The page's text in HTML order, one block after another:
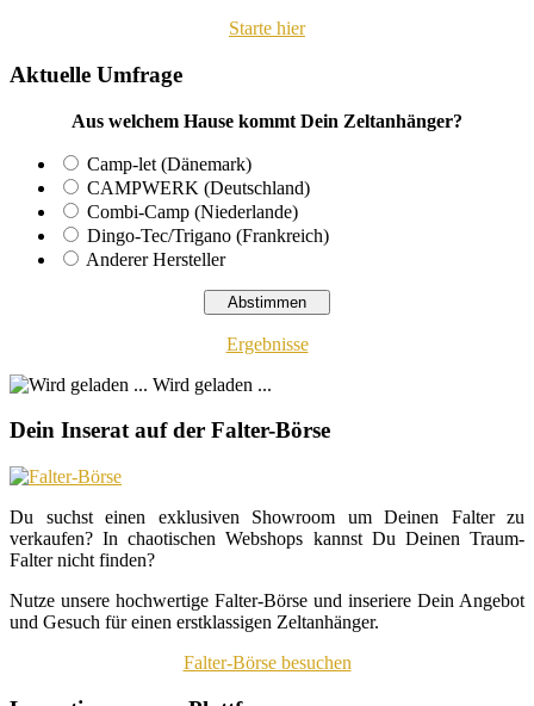
Starte hier
Aktuelle Umfrage
Aus welchem Hause kommt Dein Zeltanhänger?
Camp-let (Dänemark)
CAMPWERK (Deutschland)
Combi-Camp (Niederlande)
Dingo-Tec/Trigano (Frankreich)
Anderer Hersteller
Ergebnisse
Wird geladen ...
Dein Inserat auf der Falter-Börse
Du suchst einen exklusiven Showroom um Deinen Falter zu
verkaufen? In chaotischen Webshops kannst Du Deinen Traum-
Falter nicht finden?
Nutze unsere hochwertige Falter-Börse und inseriere Dein Angebot
und Gesuch für einen erstklassigen Zeltanhänger.
Falter-Börse besuchen